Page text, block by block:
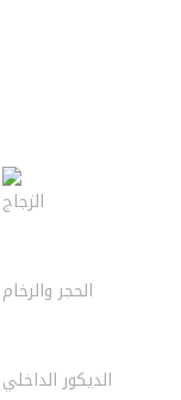
الزجاج
الحجر والرخام
الديكور الداخلي